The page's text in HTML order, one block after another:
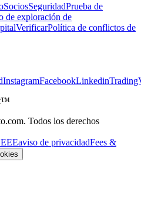
SociosSeguridadPrueba de
de exploración de
VerificarPolítica de conflictos de
InstagramFacebookLinkedin
Todos los derechos
aviso de privacidadFees &